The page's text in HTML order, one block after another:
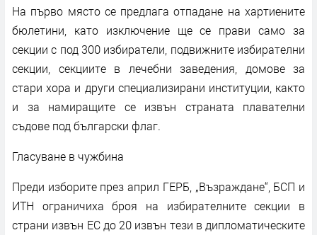
На първо място се предлага отпадане на хартиените
бюлетини, като изключение ще се прави само за
секции с под 300 избиратели, подвижните избирателни
секции, секциите в лечебни заведения, домове за
стари хора и други специализирани институции, както
и за намиращите се извън страната плавателни
съдове под български флаг.
Гласуване в чужбина
Преди изборите през април ГЕРБ, „Възраждане“, БСП и
ИТН ограничиха броя на избирателните секции в
страни извън ЕС до 20 извън тези в дипломатическите